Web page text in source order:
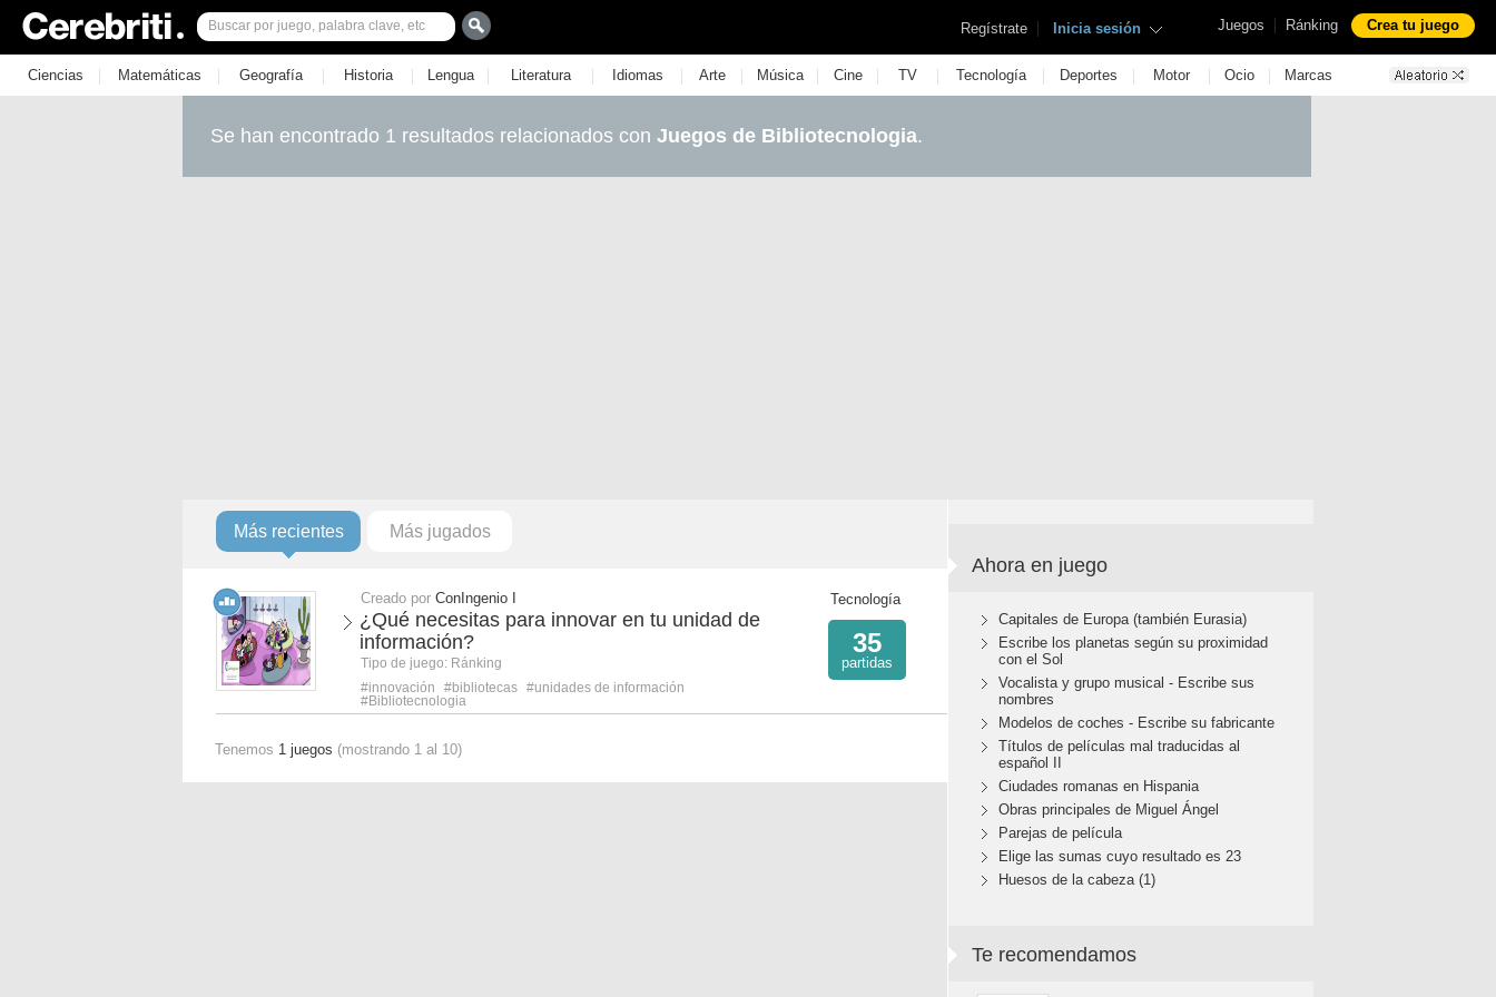
Juegos | Ránking Crea tu juego
Regístrate | Inicia sesión
Ciencias | Matemáticas | Geografía | Historia | Lengua | Literatura | Idiomas | Arte | Música | Cine | TV | Tecnología | Deportes | Motor | Ocio | Marcas
Se han encontrado 1 resultados relacionados con Juegos de Bibliotecnologia.
Más recientes Más jugados
Creado por ConIngenio I
¿Qué necesitas para innovar en tu unidad de
información?
Tipo de juego: Ránking
#innovación
#bibliotecas #unidades de información
#Bibliotecnologia
Tecnología
35
partidas
Tenemos 1 juegos (mostrando 1 al 10)
Ahora en juego
Capitales de Europa (también Eurasia)
Escribe los planetas según su proximidad
con el Sol
Vocalista y grupo musical - Escribe sus
nombres
Modelos de coches - Escribe su fabricante
Títulos de películas mal traducidas al
español II
Ciudades romanas en Hispania
Obras principales de Miguel Ángel
Parejas de película
Elige las sumas cuyo resultado es 23
Huesos de la cabeza (1)
Te recomendamos